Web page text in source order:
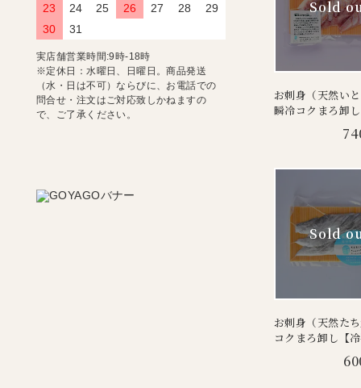
お刺身（天然い
瞬冷コクまろ卸
お刺身（天然た
コクまろ卸し【
23
24 25 26 27 28
29
30
31
実店舗営業時間:9時-18時
※定休日：水曜日、日曜日。商品発送
（水・日は不可）ならびに、お電話での
問合せ・注文はご対応致しかねますの
で、ご了承ください。